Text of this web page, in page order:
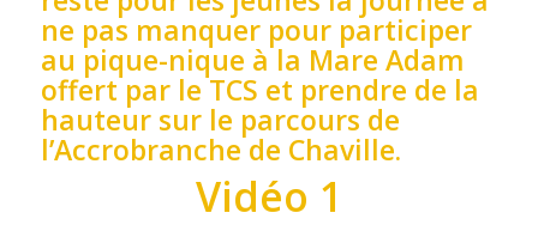
ne pas manquer pour participer
au pique-nique à la Mare Adam
offert par le TCS et prendre de la
hauteur sur le parcours de
l’Accrobranche de Chaville.
Vidéo 1